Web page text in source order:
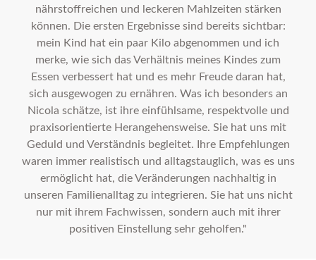
nährstoffreichen und leckeren Mahlzeiten stärken
können. Die ersten Ergebnisse sind bereits sichtbar:
mein Kind hat ein paar Kilo abgenommen und ich
merke, wie sich das Verhältnis meines Kindes zum
Essen verbessert hat und es mehr Freude daran hat,
sich ausgewogen zu ernähren. Was ich besonders an
Nicola schätze, ist ihre einfühlsame, respektvolle und
praxisorientierte Herangehensweise. Sie hat uns mit
Geduld und Verständnis begleitet. Ihre Empfehlungen
waren immer realistisch und alltagstauglich, was es uns
ermöglicht hat, die Veränderungen nachhaltig in
unseren Familienalltag zu integrieren. Sie hat uns nicht
nur mit ihrem Fachwissen, sondern auch mit ihrer
positiven Einstellung sehr geholfen."